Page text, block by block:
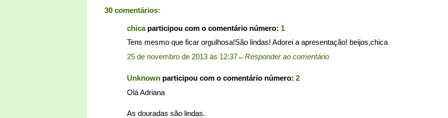
30 comentários:
chicaparticipou com o comentário número: 1
Tens mesmo que ficar orgulhosa!São lindas! Adorei a apresentação! beijos,chica
25 de novembro de 2013 às 12:37←Responder ao comentário
Unknown participou com o comentário número: 2
Olá Adriana
As douradas são lindas.